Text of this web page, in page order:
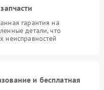
гарантия на
детали, что
неисправностей
и бесплатная